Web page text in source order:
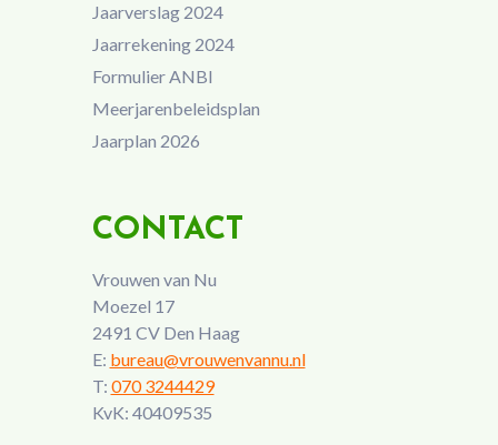
Jaarverslag 2024
Jaarrekening 2024
Formulier ANBI
Meerjarenbeleidsplan
Jaarplan 2026
CONTACT
Vrouwen van Nu
Moezel 17
2491 CV Den Haag
E: bureau@vrouwenvannu.nl
T: 070 3244429
KvK: 40409535